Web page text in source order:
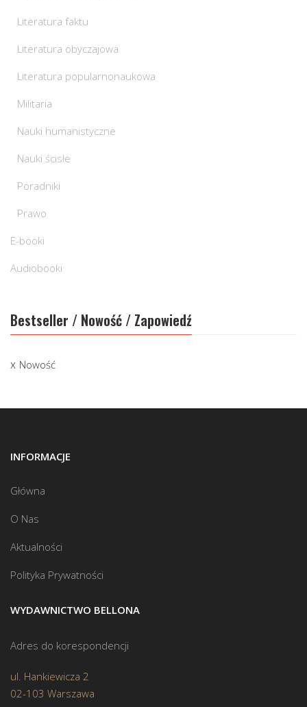
Literatura faktu
Literatura obyczajowa
Literatura popularnonaukowa
Militaria
Nauki humanistyczne
Nauki ścisłe
Poradniki
Prawo
E-booki
Audiobooki
Bestseller / Nowość / Zapowiedź
Nowość
INFORMACJE
Główna
O Nas
Aktualności
Polityka Prywatności
WYDAWNICTWO BELLONA
Adres do korespondencji
ul. Hankiewicza 2
02-103 Warszawa